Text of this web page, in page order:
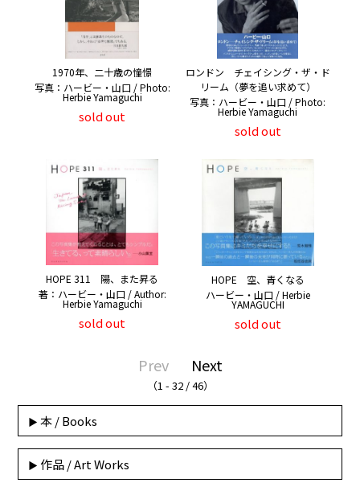
1970年、二十歳の憧憬
写真：ハービー・山口 / Photo:
Herbie Yamaguchi
sold out
ロンドン チェイシング・ザ・ド
リーム（夢を追い求めて）
写真：ハービー・山口 / Photo:
Herbie Yamaguchi
sold out
HOPE 311 陽、また昇る
著：ハービー・山口 / Author:
Herbie Yamaguchi
sold out
HOPE 空、青くなる
ハービー・山口 / Herbie
YAMAGUCHI
sold out
Prev Next
（1 - 32 / 46）
本 / Books
作品 / Art Works